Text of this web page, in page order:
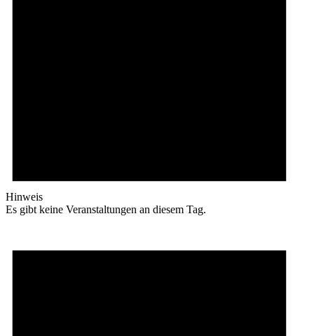
Hinweis
Es gibt keine Veranstaltungen an diesem Tag.